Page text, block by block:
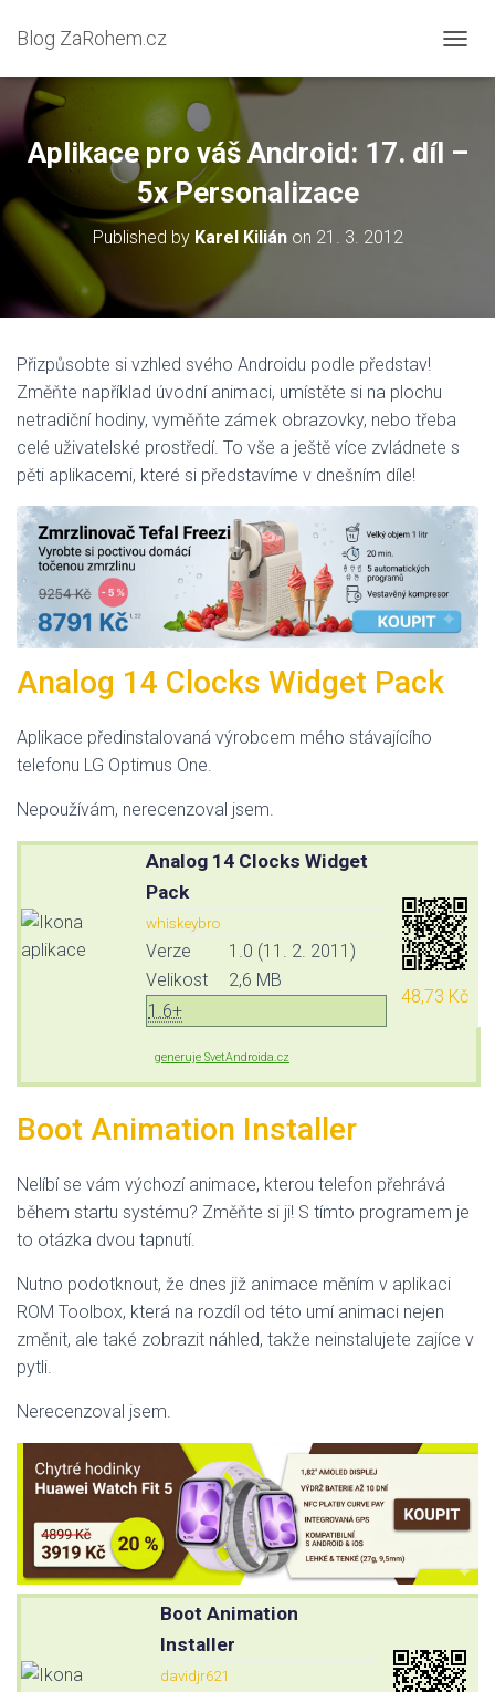
Blog ZaRohem.cz
Ř
Aplikace pro váš Android: 17. díl –
5x Personalizace
Published by Karel Kiliánon 21. 3. 2012
Přizpůsobte si vzhled svého Androidu podle představ!
Změňte například úvodní animaci, umístěte si na plochu
netradiční hodiny, vyměňte zámek obrazovky, nebo třeba
celé uživatelské prostředí. To vše a ještě více zvládnete s
pěti aplikacemi, které si představíme v dnešním díle!
Analog 14 Clocks Widget Pack
Aplikace předinstalovaná výrobcem mého stávajícího
telefonu LG Optimus One.
Nepoužívám, nerecenzoval jsem.
Analog 14 Clocks Widget
Pack
whiskeybro
Verze
1.0 (11. 2. 2011)
Velikost
2,6 MB
1.6+
48,73 Kč
generuje SvetAndroida.cz
Boot Animation Installer
Nelíbí se vám výchozí animace, kterou telefon přehrává
během startu systému? Změňte si ji! S tímto programem je
to otázka dvou tapnutí.
Nutno podotknout, že dnes již animace měním v aplikaci
ROM Toolbox, která na rozdíl od této umí animaci nejen
změnit, ale také zobrazit náhled, takže neinstalujete zajíce v
pytli.
Nerecenzoval jsem.
Boot Animation
Installer
davidjr621